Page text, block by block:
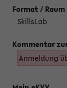
SkillsLab
Anmeldung